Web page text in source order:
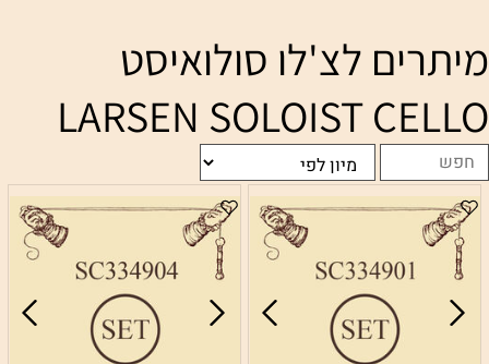
מיתרים לצ'לו סולואיסט
LARSEN SOLOIST CELLO